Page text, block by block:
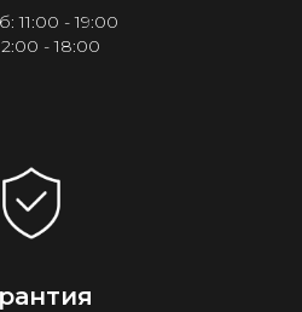
11:00 - 19:00
- 18:00